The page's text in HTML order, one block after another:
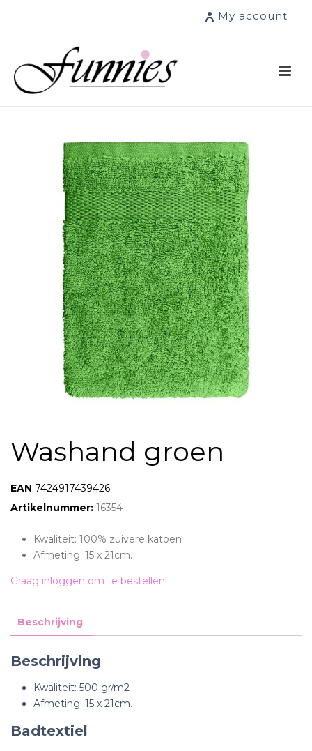
My account
Washand groen
EAN: 7424917439426
Artikelnummer: 16354
Kwaliteit: 100% zuivere katoen
Afmeting: 15 x 21cm.
Graag inloggen om te bestellen!
Beschrijving
Beschrijving
Kwaliteit: 500 gr/m2
Afmeting: 15 x 21cm.
Badtextiel